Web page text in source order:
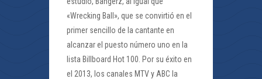
«Wrecking Ball», que se convirtió en el
primer sencillo de la cantante en
alcanzar el puesto número uno en la
lista Billboard Hot 100. Por su éxito en
el 2013, los canales MTV y ABC la